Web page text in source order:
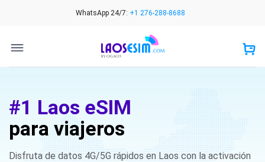
WhatsApp 24/7: +1 276-288-8688
#1 Laos eSIM
para viajeros
Disfruta de datos 4G/5G rápidos en Laos con la activación